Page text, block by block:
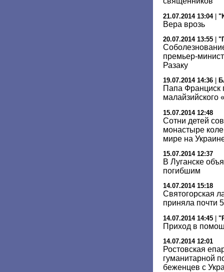
21.07.2014 13:04|
Вера врозь
20.07.2014 13:55
премьер-
Разаку
19.07.2014 14:36
Папа Франциск
малайзийского
15.07.2014 12:48
Сотни детей
монастыре
мире на
15.07.2014 12:37
В Луганске
погибшим
14.07.2014 15:18
Cвятогорская
приняла почти
14.07.2014 14:45 |
Приход в
14.07.2014 12:01
Ростовская
гуманитарной
беженцев с